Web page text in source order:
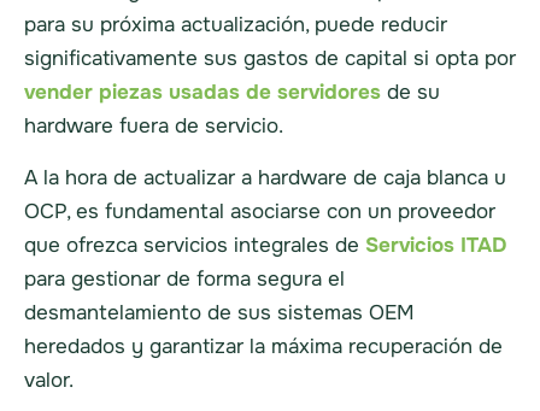
para su próxima actualización, puede reducir
significativamente sus gastos de capital si opta por
vender piezas usadas de servidores de su
hardware fuera de servicio.
A la hora de actualizar a hardware de caja blanca u
OCP, es fundamental asociarse con un proveedor
que ofrezca servicios integrales de Servicios ITAD
para gestionar de forma segura el
desmantelamiento de sus sistemas OEM
heredados y garantizar la máxima recuperación de
valor.